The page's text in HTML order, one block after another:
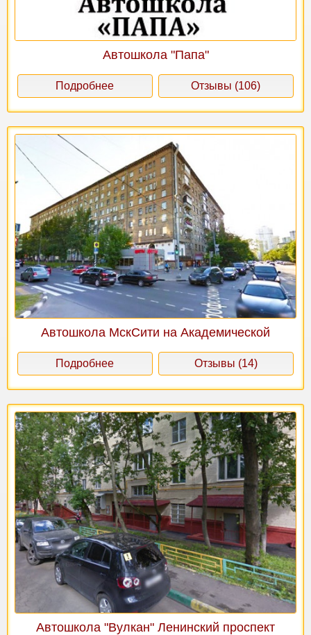
Автошкола "Папа"
Подробнее Отзывы (106)
Автошкола МскСити на Академической
Подробнее Отзывы (14)
Автошкола "Вулкан" Ленинский проспект